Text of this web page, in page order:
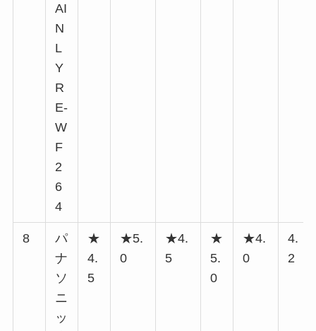
AI
N
L
Y
R
E-
W
F
2
6
4
8
パ
ナ
ソ
ニ
ッ
★
4.
5
★5.
0
★4.
5
★
5.
0
★4.
0
4.
2